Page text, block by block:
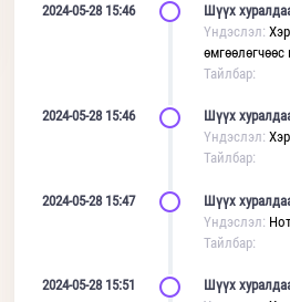
2024-05-28 15:46
Шүүх
Үндэслэл:
өмгөөлөгчөөс
Тайлбар:
2024-05-28 15:46
Шүүх
Үндэслэл:
Тайлбар:
2024-05-28 15:47
Шүүх
Үндэслэл:
Тайлбар:
2024-05-28 15:51
Шүүх